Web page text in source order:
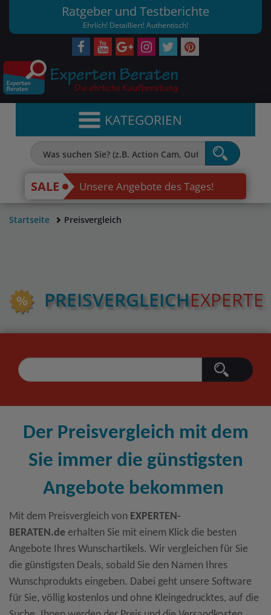
Ratgeber und Testberichte
Ehrlich! Detailliert! Authentisch!
KATEGORIEN
SALE Unsere Angebote des Tages!
Startseite Preisvergleich
PREIS­VERGLEICHEXPERTE
Der Preisvergleich mit dem
Sie immer die günstigsten
Angebote bekommen
Mit dem Preisvergleich von EXPERTEN-
BERATEN.de erhalten Sie mit einem Klick die besten
Angebote Ihres Wunschartikels. Wir vergleichen für Sie
die günstigsten Deals, sobald Sie den Namen Ihres
Wunschprodukts eingeben. Dabei geht unsere Software
für Sie, völlig kostenlos und ohne Kleingedrucktes, auf die